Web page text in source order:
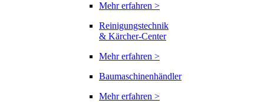
Mehr erfahren >
Reinigungstechnik
& Kärcher-Center
Mehr erfahren >
Baumaschinenhändler
Mehr erfahren >